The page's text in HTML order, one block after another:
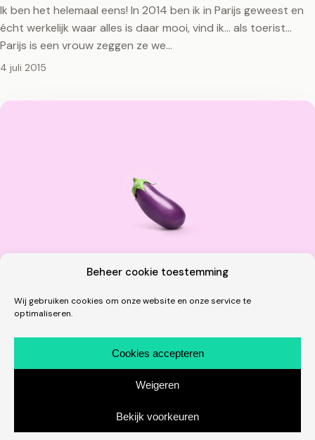
Beheer cookie toestemming
Wij gebruiken cookies om onze website en onze service te
optimaliseren.
Cookies accepteren
Weigeren
Bekijk voorkeuren
Ik ben het helemaal eens! In 2014 ben ik in Parijs geweest en
écht werkelijk waar alles is daar mooi, vind ik... als toerist...
Parijs is een vrouw zeggen ze we…
4 juli 2015
Emoji’s in het echt
Je gebruikt ze waarschijnlijk best vaak als je een smartphone
hebt, maar heb je je ooit afgevraagd hoe emoji's er in het